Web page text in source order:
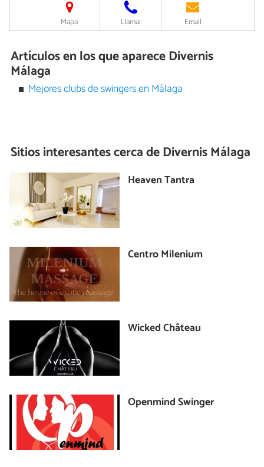
Mapa Llamar Email
Artículos en los que aparece Divernis
Málaga
Mejores clubs de swingers en Málaga
Sitios interesantes cerca deDivernis Málaga
Heaven Tantra
Centro Milenium
Wicked Château
Openmind Swinger